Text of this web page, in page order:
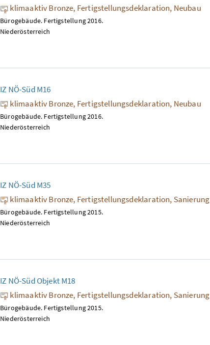
klimaaktiv Bronze, Fertigstellungsdeklaration, Neubau
Bürogebäude. Fertigstellung 2016.
Niederösterreich
IZ NÖ-Süd M16
klimaaktiv Bronze, Fertigstellungsdeklaration, Neubau
Bürogebäude. Fertigstellung 2016.
Niederösterreich
IZ NÖ-Süd M35
klimaaktiv Bronze, Fertigstellungsdeklaration, Sanierung
Bürogebäude. Fertigstellung 2015.
Niederösterreich
IZ NÖ-Süd Objekt M18
klimaaktiv Bronze, Fertigstellungsdeklaration, Sanierung
Bürogebäude. Fertigstellung 2015.
Niederösterreich